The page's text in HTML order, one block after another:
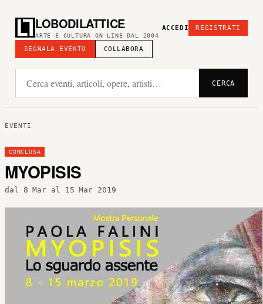
LOBODILATTICE
ARTE E CULTURA ON LINE DAL 2004
SEGNALA EVENTO COLLABORA
ACCEDI REGISTRATI
CERCA
EVENTI
CONCLUSA
MYOPISIS
dal 8 Mar al 15 Mar 2019